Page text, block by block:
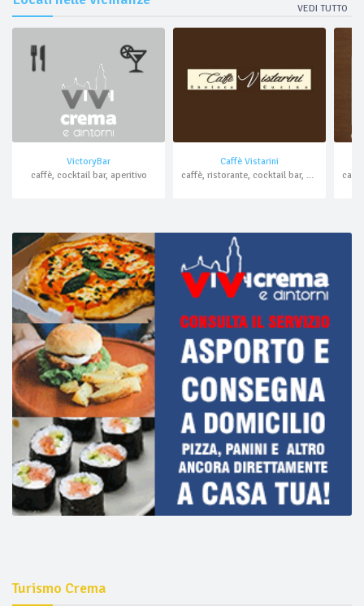
VEDI TUTTO
VictoryBar
caffè, cocktail bar, aperitivo
Caffè Vistarini
caffè, ristorante, cocktail bar, aperitivo
Turismo Crema